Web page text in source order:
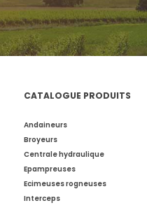
CATALOGUE PRODUITS
Andaineurs
Broyeurs
Centrale hydraulique
Epampreuses
Ecimeuses rogneuses
Interceps